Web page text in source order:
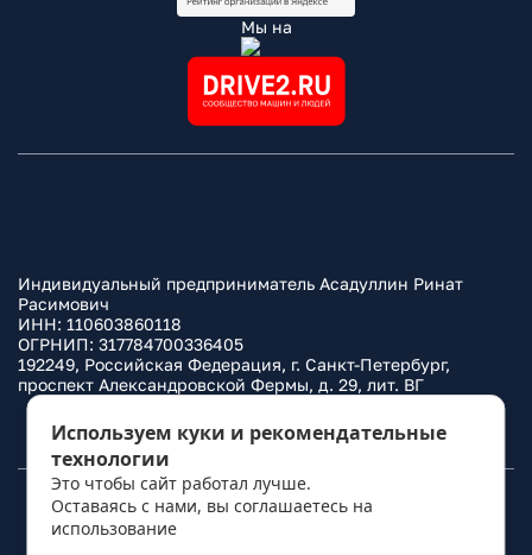
Мы на
Индивидуальный предприниматель Асадуллин Ринат
Расимович
ИНН: 110603860118
ОГРНИП: 317784700336405
192249, Российская Федерация, г. Санкт-Петербург,
проспект Александровской Фермы, д. 29, лит. ВГ
Политика конфиденциальности
© 2010– 2026Фаркоп.ру
Используем куки и рекомендательные
технологии
Это чтобы сайт работал лучше.
Оставаясь с нами, вы соглашаетесь на
использование